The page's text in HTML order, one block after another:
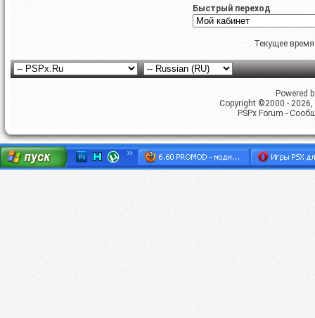
Быстрый переход
Текущее
Powered
Copyright ©2000 -
PSPx Forum -